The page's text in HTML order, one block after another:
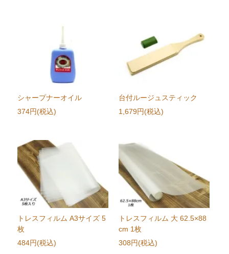
シャープナーオイル
374円(税込)
台付ルージュスティック
1,679円(税込)
トレスフィルム A3サイズ 5
枚
484円(税込)
トレスフィルム 大 62.5×88
cm 1枚
308円(税込)